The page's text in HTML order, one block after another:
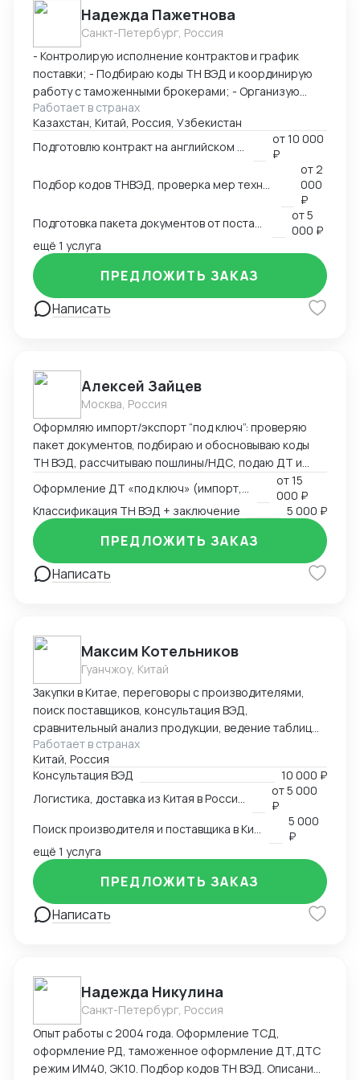
быстро вникаю в задачу и умею работать с людьми.
Буду рада сотрудничеству!
Надежда Пажетнова
Санкт-Петербург, Россия
- Контролирую исполнение контрактов и график
поставки; - Подбираю коды ТН ВЭД и координирую
работу с таможенными брокерами; - Организую
сертификацию и взаимодействие с
аккредитованными органами; - Снижаю расходы за
счёт оптимизации логистики и правильного кода; -
Обеспечиваю юридическую чистоту сделок,
точность инвойсов, упаковочных листов, контрактов.
Работает в странах
Казахстан, Китай, Россия, Узбекистан
от10 000
₽
Подбор кодов ТНВЭД, проверка мер технического регулирования, запретов и ограничений
от2
000
₽
от5
000 ₽
ещё 1 услуга
Написать
ПРЕДЛОЖИТЬ ЗАКАЗ
Алексей Зайцев
Москва, Россия
Оформляю импорт/экспорт “под ключ”: проверяю
пакет документов, подбираю и обосновываю коды
ТН ВЭД, рассчитываю пошлины/НДС, подаю ДТ и
веду переписку до выпуска. Сильные товарные
группы — электроника, CCTV/СКУД, климат-техника и
запчасти. Работаю по договору/эскроу,
предоставляю закрывающие документы (ИП/ООО).
Что умею и делаю • ДТ (импорт, экспорт, транзит),
ответы на запросы таможни • Классификация ТН ВЭД
с письменным обоснованием (ОПИ, Пояснения
Декларации/Сертификаты ЕАЭС, письма-
исключения, РНПТ/прослеживаемость, Честный
сроков и затрат
от15
000 ₽
Классификация ТН ВЭД + заключение
5 000 ₽
Написать
ПРЕДЛОЖИТЬ ЗАКАЗ
Максим Котельников
Гуанчжоу, Китай
Закупки в Китае, переговоры с производителями,
поиск поставщиков, консультация ВЭД,
сравнительный анализ продукции, ведение таблиц
google excel, синхронный перевод с китайского,
синхронный перевод с английского, международная
логистика
Работает в странах
Китай, Россия
Консультация ВЭД
10 000 ₽
от5 000
₽
5 000
₽
ещё 1 услуга
Написать
ПРЕДЛОЖИТЬ ЗАКАЗ
Надежда Никулина
Санкт-Петербург, Россия
Опыт работы с 2004 года. Оформление ТСД,
оформление РД, таможенное оформление ДТ,ДТС
режим ИМ40, ЭК10. Подбор кодов ТН ВЭД. Описание